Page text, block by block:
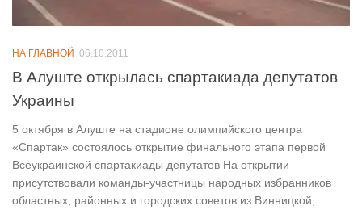
НА ГЛАВНОЙ 06.10.2011
В Алуште открылась спартакиада депутатов
Украины
5 октября в Алуште на стадионе олимпийского центра
«Спартак» состоялось открытие финального этапа первой
Всеукраинской спартакиады депутатов На открытии
присутствовали команды-участницы народных избранников
областных, районных и городских советов из Винницкой,